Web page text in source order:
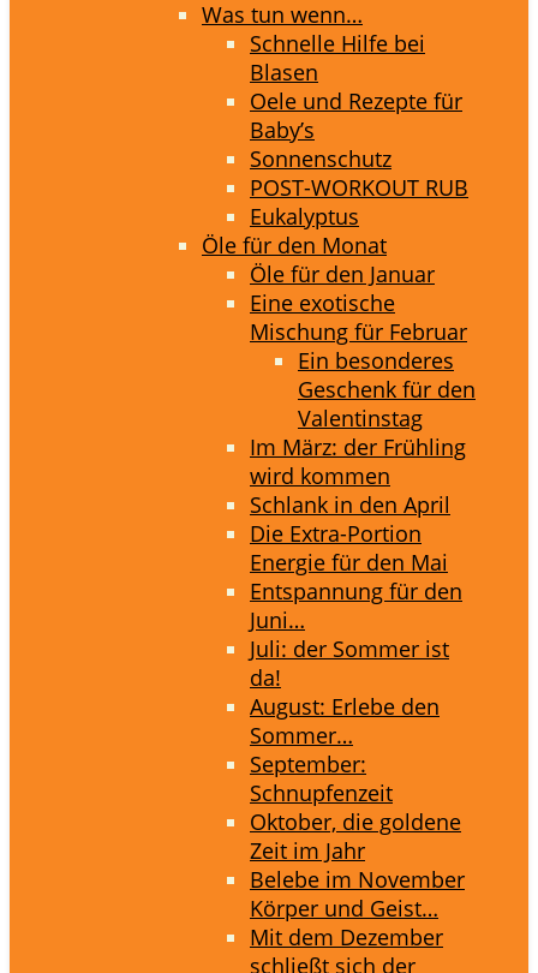
Was tun wenn…
Schnelle Hilfe bei
Blasen
Oele und Rezepte für
Baby’s
Sonnenschutz
POST-WORKOUT RUB
Eukalyptus
Öle für den Monat
Öle für den Januar
Eine exotische
Mischung für Februar
Ein besonderes
Geschenk für den
Valentinstag
Im März: der Frühling
wird kommen
Schlank in den April
Die Extra-Portion
Energie für den Mai
Entspannung für den
Juni…
Juli: der Sommer ist
da!
August: Erlebe den
Sommer…
September:
Schnupfenzeit
Oktober, die goldene
Zeit im Jahr
Belebe im November
Körper und Geist…
Mit dem Dezember
schließt sich der